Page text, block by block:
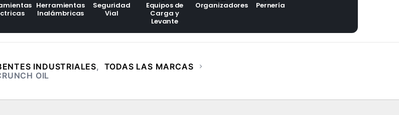
Herramientas
Inalámbricas
Seguridad
Vial
Equipos de
Carga y
Levante
Organizadores Pernería
INDUSTRIALES, TODAS LAS MARCAS
OIL